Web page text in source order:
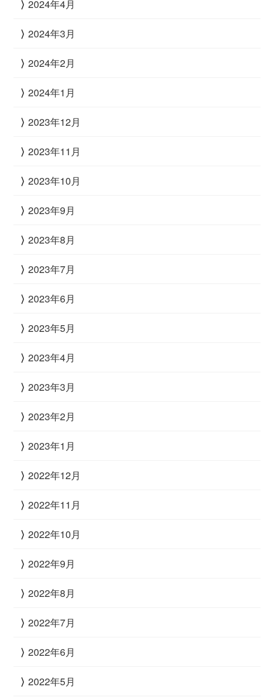
2024年4月
2024年3月
2024年2月
2024年1月
2023年12月
2023年11月
2023年10月
2023年9月
2023年8月
2023年7月
2023年6月
2023年5月
2023年4月
2023年3月
2023年2月
2023年1月
2022年12月
2022年11月
2022年10月
2022年9月
2022年8月
2022年7月
2022年6月
2022年5月